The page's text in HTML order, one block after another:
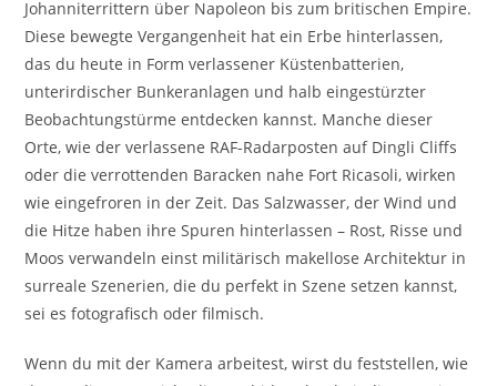
Johanniterrittern über Napoleon bis zum britischen Empire.
Diese bewegte Vergangenheit hat ein Erbe hinterlassen,
das du heute in Form verlassener Küstenbatterien,
unterirdischer Bunkeranlagen und halb eingestürzter
Beobachtungstürme entdecken kannst. Manche dieser
Orte, wie der verlassene RAF-Radarposten auf Dingli Cliffs
oder die verrottenden Baracken nahe Fort Ricasoli, wirken
wie eingefroren in der Zeit. Das Salzwasser, der Wind und
die Hitze haben ihre Spuren hinterlassen – Rost, Risse und
Moos verwandeln einst militärisch makellose Architektur in
surreale Szenerien, die du perfekt in Szene setzen kannst,
sei es fotografisch oder filmisch.
Wenn du mit der Kamera arbeitest, wirst du feststellen, wie